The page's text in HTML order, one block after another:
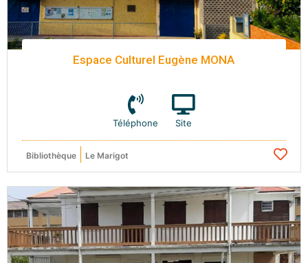
Espace Culturel Eugène MONA
Téléphone Site
Bibliothèque Le Marigot